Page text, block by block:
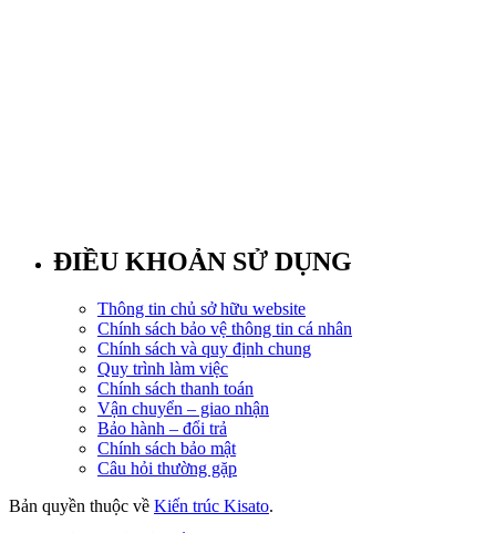
ĐIỀU KHOẢN SỬ DỤNG
Thông tin chủ sở hữu website
Chính sách bảo vệ thông tin cá nhân
Chính sách và quy định chung
Quy trình làm việc
Chính sách thanh toán
Vận chuyển – giao nhận
Bảo hành – đổi trả
Chính sách bảo mật
Câu hỏi thường gặp
Bản quyền thuộc về Kiến trúc Kisato.